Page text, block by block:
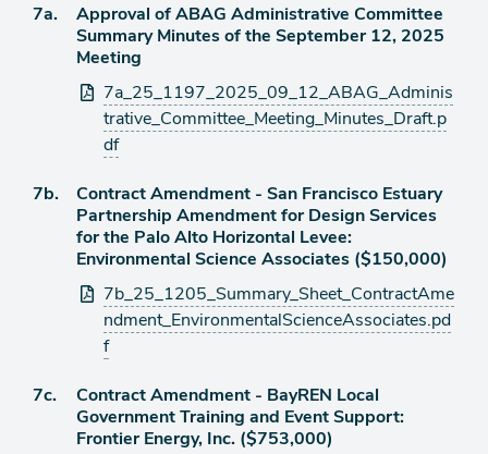
agenda
Ítem
agenda
7a.
Approval of ABAG Administrative Committee
Summary Minutes of the September 12, 2025
Meeting
Archivos
adjuntos
7a_25_1197_2025_09_12_ABAG_Adminis
trative_Committee_Meeting_Minutes_Draft.p
df
Ítem
agenda
7b.
Contract Amendment - San Francisco Estuary
Partnership Amendment for Design Services
for the Palo Alto Horizontal Levee:
Environmental Science Associates ($150,000)
Archivos
adjuntos
7b_25_1205_Summary_Sheet_ContractAme
ndment_EnvironmentalScienceAssociates.pd
f
Ítem
7c.
Contract Amendment - BayREN Local
Government Training and Event Support:
Frontier Energy, Inc. ($753,000)